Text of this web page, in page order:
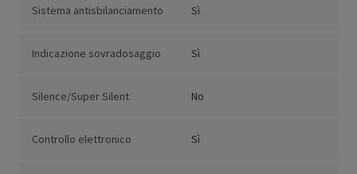
Sistema antisbilanciamento Sì
Indicazione sovradosaggio Sì
Silence/Super Silent No
Controllo elettronico Sì